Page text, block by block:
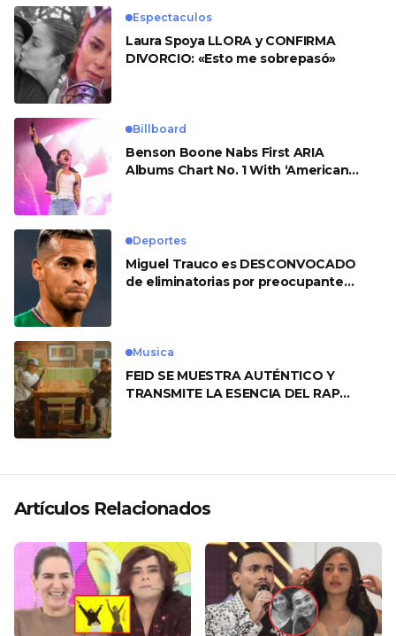
Espectaculos
Laura Spoya LLORA y CONFIRMA
DIVORCIO: «Esto me sobrepasó»
Billboard
Benson Boone Nabs First ARIA
Albums Chart No. 1 With ‘American
Deportes
Miguel Trauco es DESCONVOCADO
de eliminatorias por preocupante
Musica
FEID SE MUESTRA AUTÉNTICO Y
TRANSMITE LA ESENCIA DEL RAP
Artículos Relacionados